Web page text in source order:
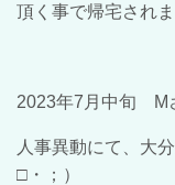
頂く事で帰宅され
2023年7月中旬 M
人事異動にて、大
□・；）